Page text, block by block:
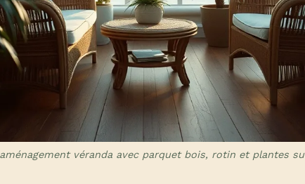
véranda avec parquet bois, rotin et plantes